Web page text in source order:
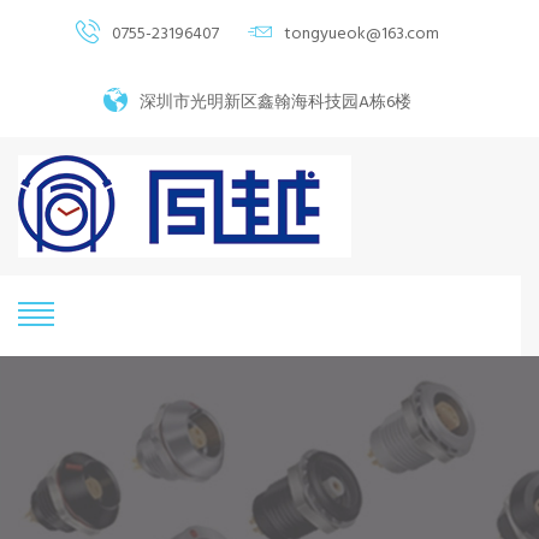
0755-23196407 tongyueok@163.com
深圳市光明新区鑫翰海科技园A栋6楼